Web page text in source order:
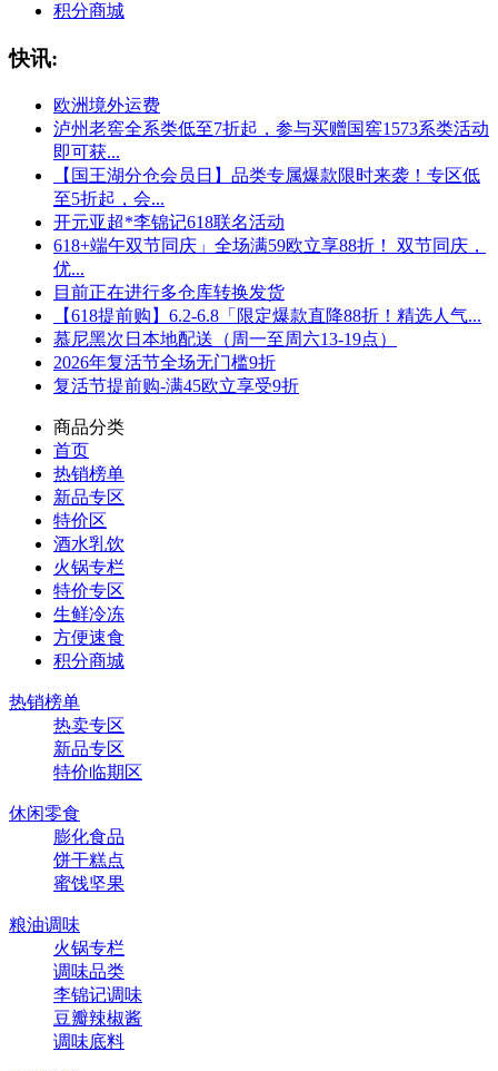
积分商城
快讯:
欧洲境外运费
泸州老窖全系类低至7折起，参与买赠国窖1573系类活动
即可获...
【国王湖分仓会员日】品类专属爆款限时来袭！专区低
至5折起，会...
开元亚超*李锦记618联名活动
618+端午双节同庆」全场满59欧立享88折！ 双节同庆，
优...
目前正在进行多仓库转换发货
【618提前购】6.2-6.8「限定爆款直降88折！精选人气...
慕尼黑次日本地配送（周一至周六13-19点）
2026年复活节全场无门槛9折
复活节提前购-满45欧立享受9折
商品分类
首页
热销榜单
新品专区
特价区
酒水乳饮
火锅专栏
特价专区
生鲜冷冻
方便速食
积分商城
热销榜单
热卖专区
新品专区
特价临期区
休闲零食
膨化食品
饼干糕点
蜜饯坚果
粮油调味
火锅专栏
调味品类
李锦记调味
豆瓣辣椒酱
调味底料